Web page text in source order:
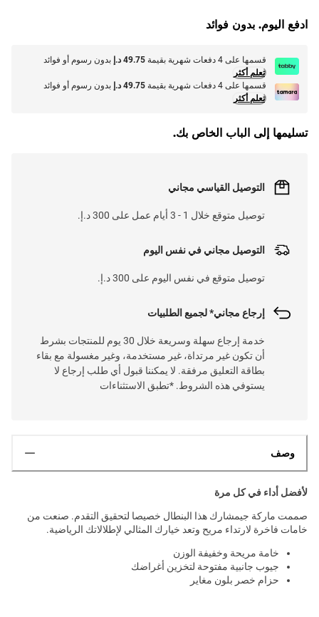
ادفع اليوم. بدون فوائد
قسمها على 4 دفعات شهرية بقيمة 49.75 د.إ
بدون رسوم أو فوائد
تعلم أكثر
قسمها على 4 دفعات شهرية بقيمة
49.75 د.إ
بدون رسوم أو فوائد
تعلم أكثر
تسليمها إلى الباب الخاص بك.
التوصيل القياسي مجاني
توصيل متوقع خلال 1 - 3 أيام عمل على 300 د.إ.
التوصيل مجاني في نفس اليوم
توصيل متوقع في نفس اليوم على 300 د.إ.
إرجاع مجاني* لجميع الطلبيات
خدمة إرجاع سهلة وسريعة خلال 30 يوم للمنتجات بشرط
أن تكون غير مرتداة، غير مستخدمة، وغير مغسولة مع بقاء
بطاقة التعليق مرفقة. لا يمكننا قبول أي طلب إرجاع لا
يستوفي هذه الشروط. *تطبق الاستثناءات
وصف
لأفضل أداء في كل مرة
صممت ماركة جيمشارك هذا البنطال خصيصا لتحقيق التقدم. صنعت من
خامات فاخرة لارتداء مريح وتعد خيارك المثالي لإطلالاتك الرياضية.
خامة مريحة وخفيفة الوزن
جيوب جانبية مفتوحة لتخزين أغراضك
حزام خصر بلون مغاير